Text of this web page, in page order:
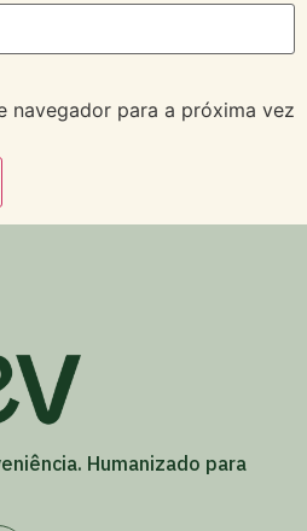
navegador para a próxima vez
Humanizado para